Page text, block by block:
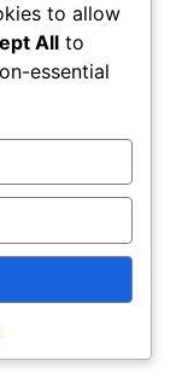
par les
a aidé et
la
et des
jours
to allow
All to
essential